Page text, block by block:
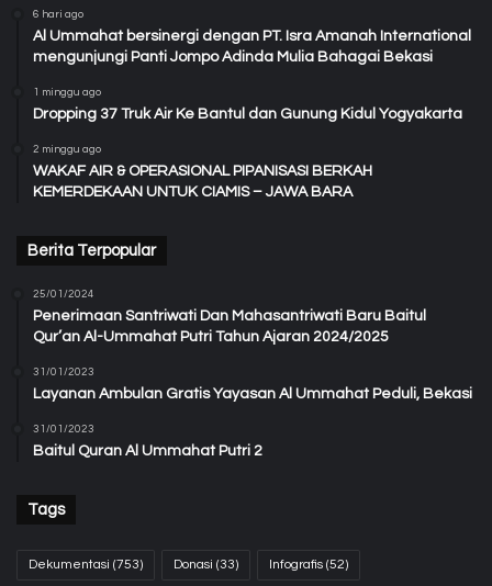
6 hari ago
Al Ummahat bersinergi dengan PT. Isra Amanah International
mengunjungi Panti Jompo Adinda Mulia Bahagai Bekasi
1 minggu ago
Dropping 37 Truk Air Ke Bantul dan Gunung Kidul Yogyakarta
2 minggu ago
WAKAF AIR & OPERASIONAL PIPANISASI BERKAH
KEMERDEKAAN UNTUK CIAMIS – JAWA BARA
Berita Terpopular
25/01/2024
Penerimaan Santriwati Dan Mahasantriwati Baru Baitul
Qur’an Al-Ummahat Putri Tahun Ajaran 2024/2025
31/01/2023
Layanan Ambulan Gratis Yayasan Al Ummahat Peduli, Bekasi
31/01/2023
Baitul Quran Al Ummahat Putri 2
Tags
Dekumentasi (753) Donasi (33) Infografis (52)